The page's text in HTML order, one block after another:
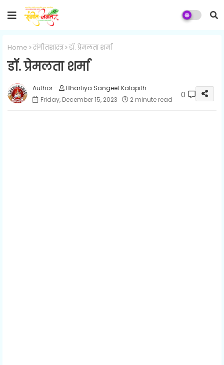
Home संगीतशास्त्र डॉ. प्रेमलता शर्मा
डॉ. प्रेमलता शर्मा
Bhartiya Sangeet Kalapith
Friday, December 15, 2023
2 minute read 0